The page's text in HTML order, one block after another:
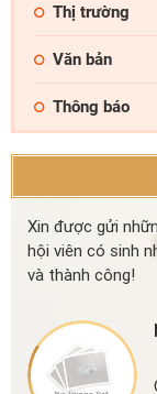
Thị trường
Văn bản
Thông báo
Xin được gửi
hội viên có sinh
và thành công!